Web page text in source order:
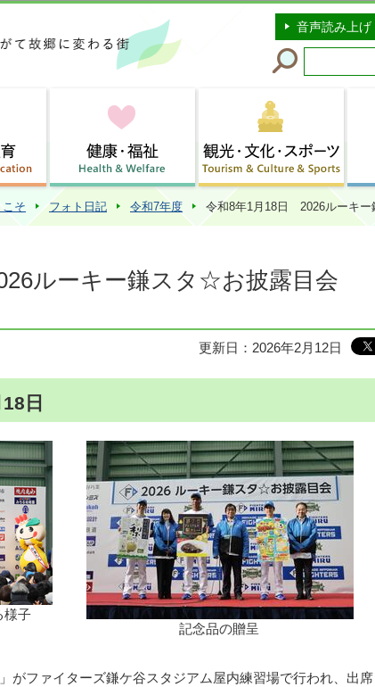
このページの本文へ移動
音声読み上げ
そ フォト日記 令和7年度 令和8年1月18日 2026ルーキ
ルーキー鎌スタ☆お披露目会
更新日：2026年2月12日
日
様子
記念品の贈呈
がファイターズ鎌ケ谷スタジアム屋内練習場で行われ、出席